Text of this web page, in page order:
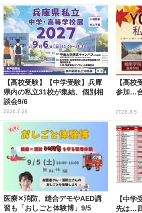
【高校受験】【中学受験】兵庫
県内の私立31校が集結、個別相
談会9/6
2026.7.28
【高校
参加…
2026.8.5
医療✕消防、縫合デモやAED講
習も「おしごと体験博」9/5
【中学
先は…